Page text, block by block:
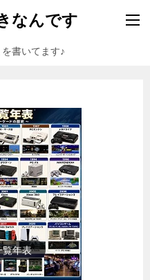
なんです
書いてます♪
の紹介